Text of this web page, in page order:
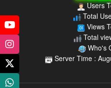
Users
Total
Views
Total
Who's
Server Time :